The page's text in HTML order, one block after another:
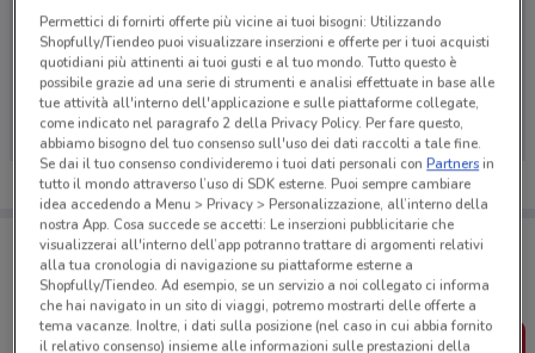
Ci dispiace, al momento non abbiamo pubblicato
volantini nella tua zona. Riprova più tardi.
Porta DoveConviene sempre con te!
Puoi trovare le migliori offerte dei negozi vicino a te,
salvarle e creare la tua lista del risparmio, comodamente
dal tuo cellulare.
SCARICA L’APP
Permettici di fornirti offerte più vicine ai tuoi bisogni: Utilizzando
Shopfully/Tiendeo puoi visualizzare inserzioni e offerte per i tuoi acquisti
quotidiani più attinenti ai tuoi gusti e al tuo mondo. Tutto questo è
possibile grazie ad una serie di strumenti e analisi effettuate in base alle
tue attività all'interno dell'applicazione e sulle piattaforme collegate,
come indicato nel paragrafo 2 della Privacy Policy. Per fare questo,
abbiamo bisogno del tuo consenso sull'uso dei dati raccolti a tale fine.
Se dai il tuo consenso condivideremo i tuoi dati personali conPartnersin
tutto il mondo attraverso l’uso di SDK esterne. Puoi sempre cambiare
idea accedendo a Menu > Privacy > Personalizzazione, all’interno della
nostra App. Cosa succede se accetti: Le inserzioni pubblicitarie che
visualizzerai all'interno dell’app potranno trattare di argomenti relativi
alla tua cronologia di navigazione su piattaforme esterne a
Shopfully/Tiendeo. Ad esempio, se un servizio a noi collegato ci informa
che hai navigato in un sito di viaggi, potremo mostrarti delle offerte a
tema vacanze. Inoltre, i dati sulla posizione (nel caso in cui abbia fornito
il relativo consenso) insieme alle informazioni sulle prestazioni della